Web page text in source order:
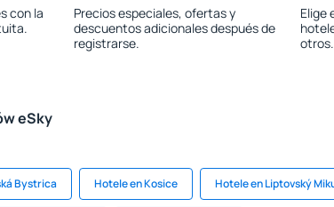
con la
Precios especiales, ofertas y
descuentos adicionales después de
registrarse.
Elige
otros.
eSky
Bystrica Hotele en Kosice Hotele en Liptovský